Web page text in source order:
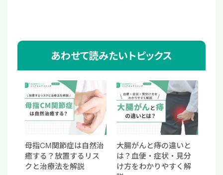
あわせて読みたいトピックス
母指CM関節症は自然治
癒する？放置するリス
クと治療法を解説
大腸がんと痔の違いと
は？血便・症状・見分
け方をわかりやすく解